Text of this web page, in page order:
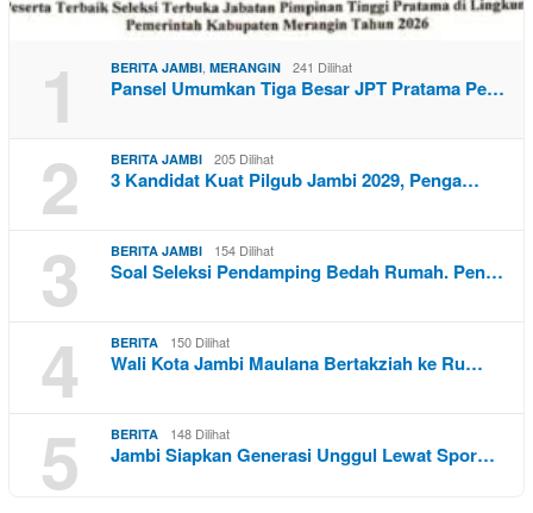
1 BERITA JAMBI, MERANGIN 241 Dilihat
Pansel Umumkan Tiga Besar JPT Pratama Pe…
2 BERITA JAMBI 205 Dilihat
3 Kandidat Kuat Pilgub Jambi 2029, Penga…
3 BERITA JAMBI 154 Dilihat
Soal Seleksi Pendamping Bedah Rumah. Pen…
4 BERITA 150 Dilihat
Wali Kota Jambi Maulana Bertakziah ke Ru…
5 BERITA 148 Dilihat
Jambi Siapkan Generasi Unggul Lewat Spor…